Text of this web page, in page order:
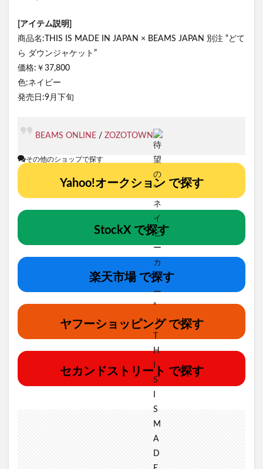
[アイテム説明]
商品名:THIS IS MADE IN JAPAN × BEAMS JAPAN 別注 “どて
ら ダウンジャケット”
価格:￥37,800
色:ネイビー
発売日:9月下旬
BEAMS ONLINE / ZOZOTOWN
その他のショップで探す
Yahoo!オークション で探す
StockX で探す
楽天市場 で探す
ヤフーショッピング で探す
セカンドストリート で探す